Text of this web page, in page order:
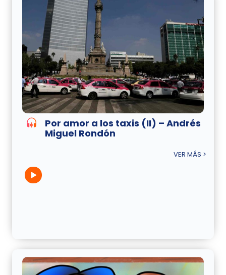
Por amor a los taxis (II) – Andrés
Miguel Rondón
VER MÁS >